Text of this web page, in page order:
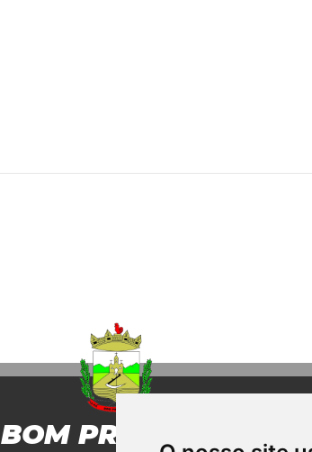
BOM PRINCIPIO